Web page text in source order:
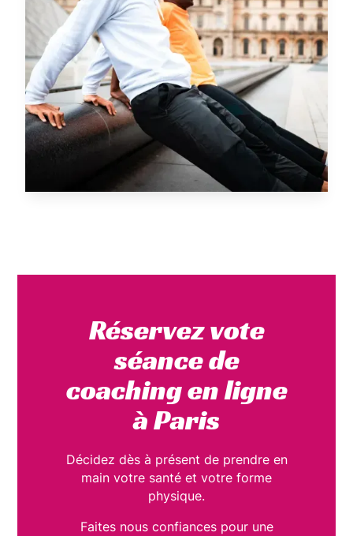
Réservez vote
séance de
coaching en ligne
à Paris
Décidez dès à présent de prendre en
main votre santé et votre forme
physique.
Faites nous confiances pour une